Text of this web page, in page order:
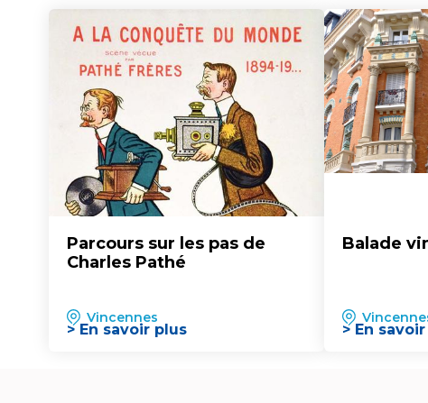
Parcours sur les pas de
Charles Pathé
Vincennes
> En savoir plus
Balade
> En